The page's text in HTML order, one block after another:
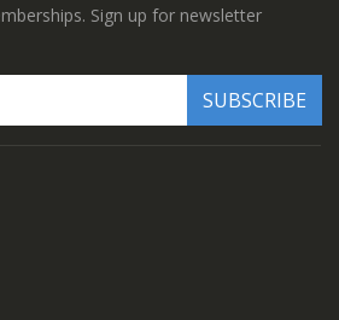
Sign up for newsletter